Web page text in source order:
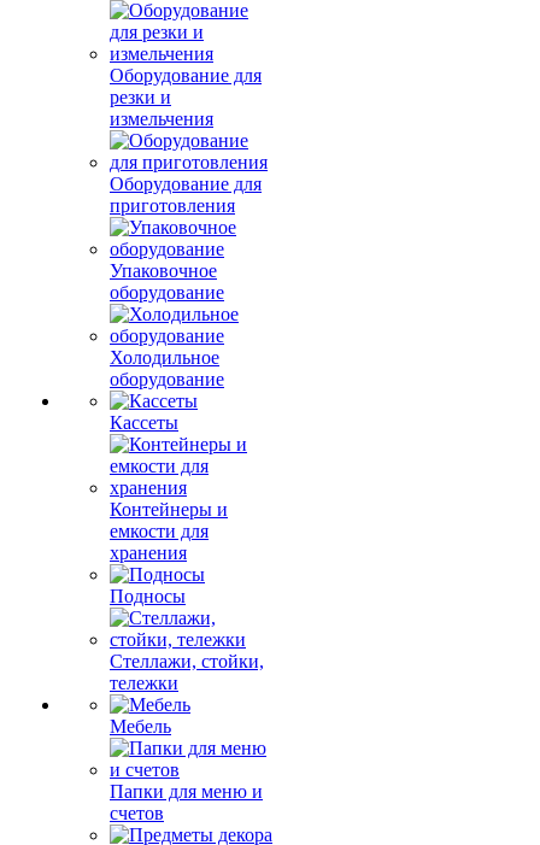
Оборудование для
резки и
измельчения
Оборудование для
приготовления
Упаковочное
оборудование
Холодильное
оборудование
Кассеты
Контейнеры и
емкости для
хранения
Подносы
Стеллажи, стойки,
тележки
Мебель
Папки для меню и
счетов